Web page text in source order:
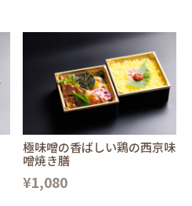
極味噌の香ばしい鶏の西京味
噌焼き膳
¥1,080